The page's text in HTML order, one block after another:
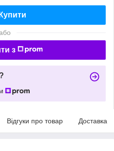
Купити
з
Відгуки про товар Доставка